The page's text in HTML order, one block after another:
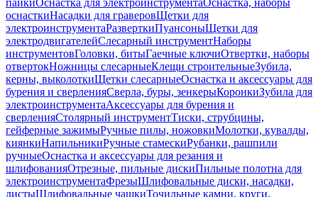
пайкиОснастка для электроинструментаОснастка, наборы
оснасткиНасадки для граверовЩетки для
электроинструментаРазверткиПуансоныЩетки для
электродвигателейСлесарный инструментНаборы
инструментовГоловки, битыГаечные ключиОтвертки, наборы
отвертокНожницы слесарныеКлещи строительныеЗубила,
керны, выколоткиЩетки слесарныеОснастка и аксессуары для
бурения и сверленияСверла, буры, зенкерыКоронкиЗубила для
электроинструментаАксессуары для бурения и
сверленияСтолярный инструментТиски, струбцины,
гейферные зажимыРучные пилы, ножовкиМолотки, кувалды,
киянкиНапильникиРучные стамескиРубанки, рашпили
ручныеОснастка и аксессуары для резания и
шлифованияОтрезные, пильные дискиПильные полотна для
электроинструментаФрезыШлифовальные диски, насадки,
листыШлифовальные чашкиТочильные камни, круги,